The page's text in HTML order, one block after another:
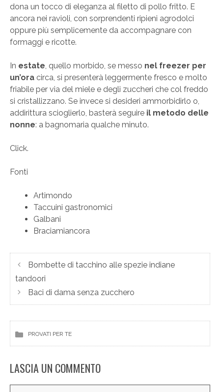
dona un tocco di eleganza al filetto di pollo fritto. E
ancora nei ravioli, con sorprendenti ripieni agrodolci
oppure più semplicemente da accompagnare con
formaggi e ricotte.
In estate , quello morbido, se messo nel freezer per
un’ora circa, si presenterà leggermente fresco e molto
friabile per via del miele e degli zuccheri che col freddo
si cristallizzano. Se invece si desideri ammorbidirlo o,
addirittura scioglierlo, basterà seguire il metodo delle
nonne: a bagnomaria qualche minuto.
Click.
Fonti
Artimondo
Taccuini gastronomici
Galbani
Braciamiancora
Bombette di tacchino alle spezie indiane
tandoori
Baci di dama senza zucchero
PROVATI PER TE
LASCIA UN COMMENTO